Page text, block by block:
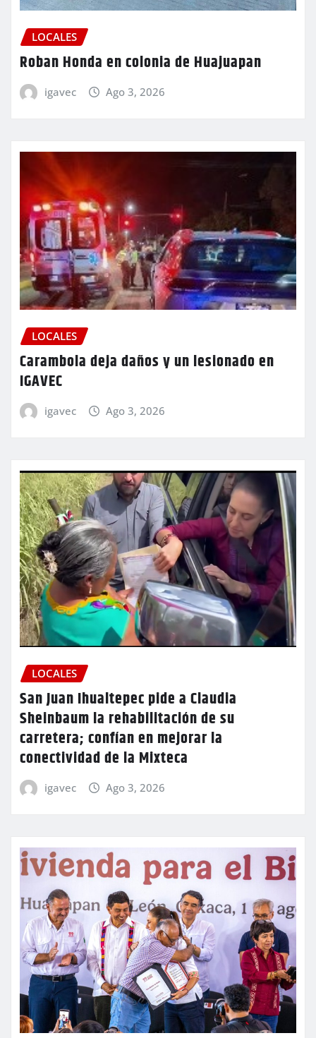
LOCALES
Roban Honda en colonia de Huajuapan
igavec Ago 3, 2026
LOCALES
Carambola deja daños y un lesionado en
IGAVEC
igavec Ago 3, 2026
LOCALES
San Juan Ihualtepec pide a Claudia
Sheinbaum la rehabilitación de su
carretera; confían en mejorar la
conectividad de la Mixteca
igavec Ago 3, 2026